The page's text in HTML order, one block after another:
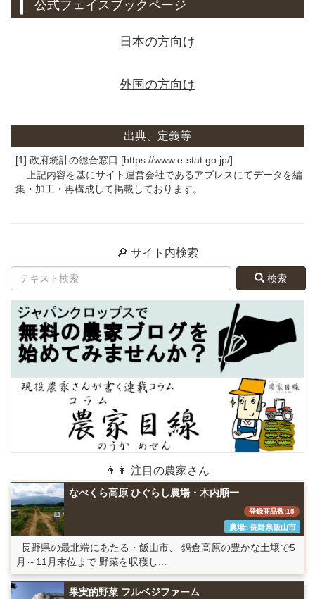
公式フェイスブックページ
日本の方向け
外国の方向け
出典、定義等
[1] 政府統計の総合窓口 [https://www.e-stat.go.jp/]
上記内容を基にサイト運営会社であるアプレスにてデータを編
集・加工・再構成して掲載しております。
🔎 サイト内検索
検索
👨👩 注目の農家さん
なべくら高原 ひぐらし農場・木内順一
登録商品数:15
農場: 長野県飯山市
長野県の最北端にあたる・飯山市、 鍋倉高原の豊かな土壌で5
月～11月末位まで 野菜を収穫し...
果実的野菜 フルベジファーム